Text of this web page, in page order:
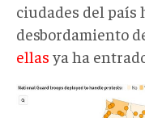
ciudades del país
desbordamiento
ellas ya ha